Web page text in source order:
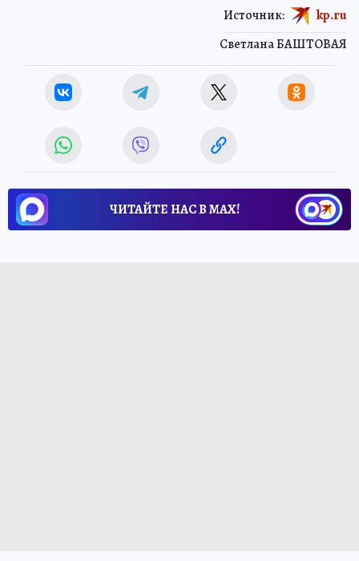
Светлана БАШТОВАЯ
Источник: kp.ru
ЧИТАЙТЕ НАС В МАХ!